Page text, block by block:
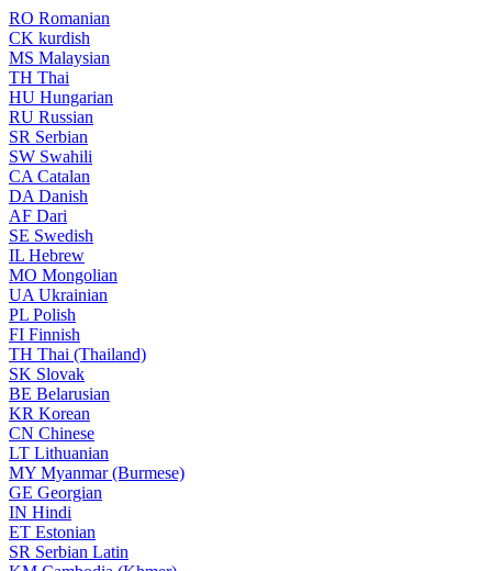
RO Romanian
CK kurdish
MS Malaysian
TH Thai
HU Hungarian
RU Russian
SR Serbian
SW Swahili
CA Catalan
DA Danish
AF Dari
SE Swedish
IL Hebrew
MO Mongolian
UA Ukrainian
PL Polish
FI Finnish
TH Thai (Thailand)
SK Slovak
BE Belarusian
KR Korean
CN Chinese
LT Lithuanian
MY Myanmar (Burmese)
GE Georgian
IN Hindi
ET Estonian
SR Serbian Latin